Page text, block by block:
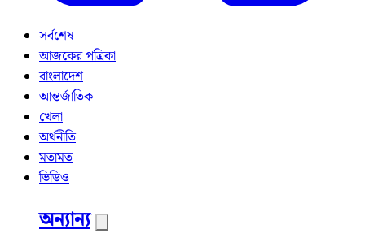
সর্বশেষ
আজকের পত্রিকা
বাংলাদেশ
আন্তর্জাতিক
খেলা
অর্থনীতি
মতামত
ভিডিও
অন্যান্য